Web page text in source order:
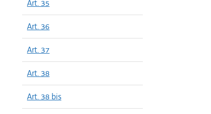
Art. 35
Art. 36
Art. 37
Art. 38
Art. 38 bis